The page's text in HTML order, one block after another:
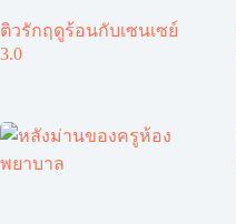
ติวรักฤดูร้อนกับเซนเซย์
3.0